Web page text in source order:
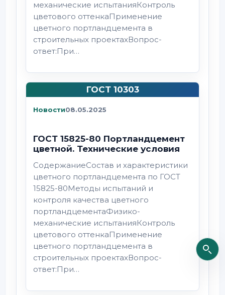
механические испытанияКонтроль
цветового оттенкаПрименение
цветного портландцемента в
строительных проектахВопрос-
ответ:При…
ГОСТ 10303
Новости08.05.2025
ГОСТ 15825-80 Портландцемент
цветной. Технические условия
СодержаниеСостав и характеристики
цветного портландцемента по ГОСТ
15825-80Методы испытаний и
контроля качества цветного
портландцементаФизико-
механические испытанияКонтроль
цветового оттенкаПрименение
цветного портландцемента в
строительных проектахВопрос-
ответ:При…